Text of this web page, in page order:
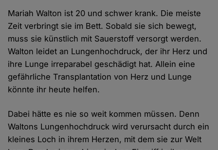
Mariah Walton ist 20 und schwer krank. Die meiste
Zeit verbringt sie im Bett. Sobald sie sich bewegt,
muss sie künstlich mit Sauerstoff versorgt werden.
Walton leidet an Lungenhochdruck, der ihr Herz und
ihre Lunge irreparabel geschädigt hat. Allein eine
gefährliche Transplantation von Herz und Lunge
könnte ihr heute helfen.
Dabei hätte es nie so weit kommen müssen. Denn
Waltons Lungenhochdruck wird verursacht durch ein
kleines Loch in ihrem Herzen, mit dem sie zur Welt